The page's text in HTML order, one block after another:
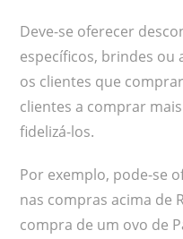
Deve-se oferecer
específicos, brindes
os clientes que
clientes a comprar
fidelizá-los.
Por exemplo, pode-se
nas compras acima de
compra de um ovo de